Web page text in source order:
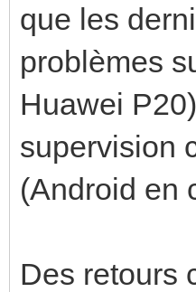
que les
problèmes
Huawei
supervision
(Android en
Des retours